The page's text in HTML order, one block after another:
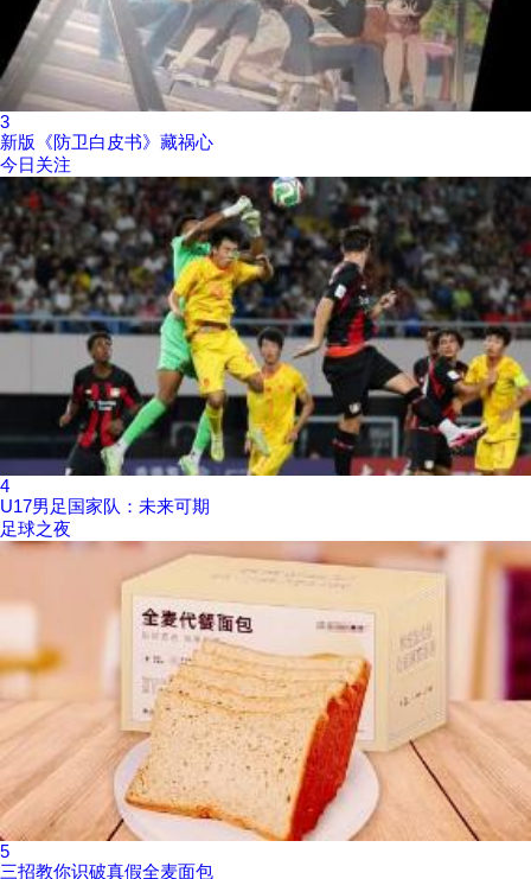
3
新版《防卫白皮书》藏祸心
今日关注
4
U17男足国家队：未来可期
足球之夜
5
三招教你识破真假全麦面包